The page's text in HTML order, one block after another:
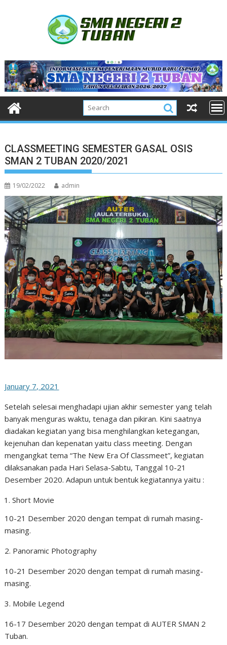
CLASSMEETING SEMESTER GASAL OSIS
SMAN 2 TUBAN 2020/2021
19/02/2022 admin
January 7, 2021
Setelah selesai menghadapi ujian akhir semester yang telah
banyak menguras waktu, tenaga dan pikiran. Kini saatnya
diadakan kegiatan yang bisa menghilangkan ketegangan,
kejenuhan dan kepenatan yaitu class meeting. Dengan
mengangkat tema “The New Era Of Classmeet”, kegiatan
dilaksanakan pada Hari Selasa-Sabtu, Tanggal 10-21
Desember 2020. Adapun untuk bentuk kegiatannya yaitu :
Short Movie
10-21 Desember 2020 dengan tempat di rumah masing-
masing.
2. Panoramic Photography
10-21 Desember 2020 dengan tempat di rumah masing-
masing.
3. Mobile Legend
16-17 Desember 2020 dengan tempat di AUTER SMAN 2
Tuban.